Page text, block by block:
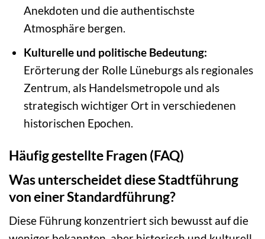
Anekdoten und die authentischste
Atmosphäre bergen.
Kulturelle und politische Bedeutung:
Erörterung der Rolle Lüneburgs als regionales
Zentrum, als Handelsmetropole und als
strategisch wichtiger Ort in verschiedenen
historischen Epochen.
Häufig gestellte Fragen (FAQ)
Was unterscheidet diese Stadtführung
von einer Standardführung?
Diese Führung konzentriert sich bewusst auf die